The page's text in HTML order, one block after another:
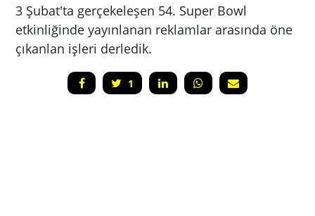
3 Şubat'ta gerçekeleşen 54. Super Bowl
etkinliğinde yayınlanan reklamlar arasında öne
çıkanlan işleri derledik.
1